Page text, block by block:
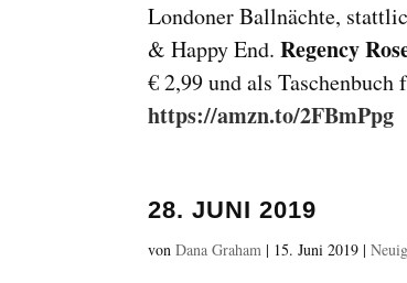
Londoner Ballnächte,
& Happy End.Regency
€ 2,99 und als
https://amzn.to/2FBmPpg
28. JUNI 2019
vonDana Graham | 15. Juni 2019 |